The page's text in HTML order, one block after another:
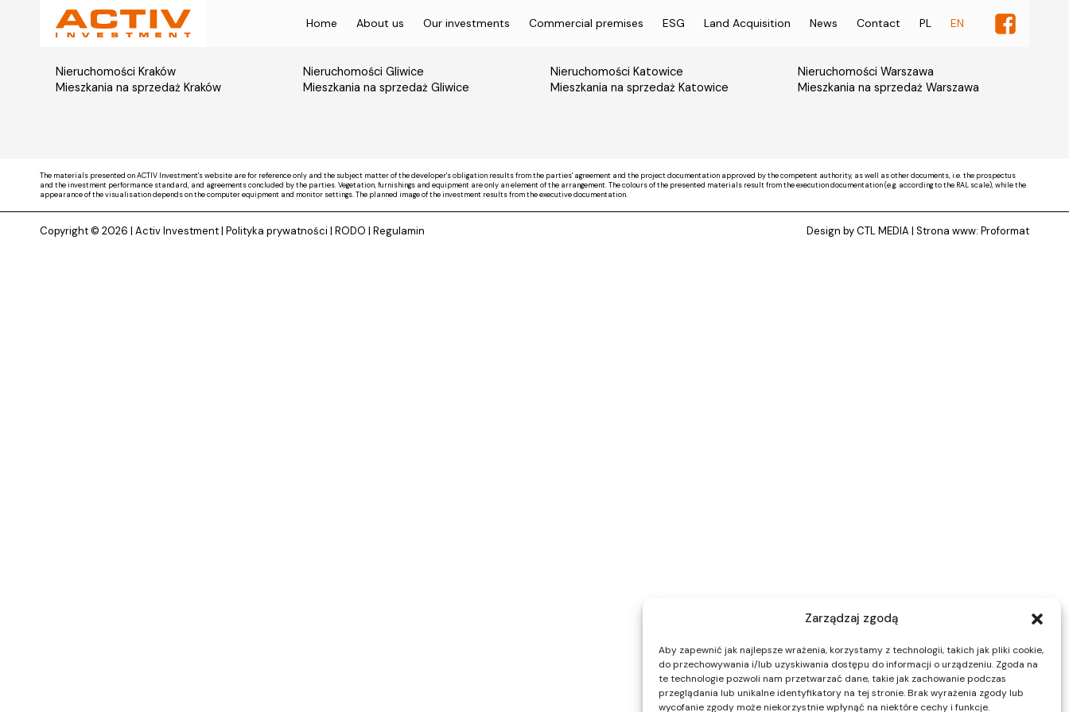
Zarządzaj zgodą
Aby zapewnić jak najlepsze wrażenia, korzystamy z technologii, takich jak pliki cookie,
do przechowywania i/lub uzyskiwania dostępu do informacji o urządzeniu. Zgoda na
te technologie pozwoli nam przetwarzać dane, takie jak zachowanie podczas
przeglądania lub unikalne identyfikatory na tej stronie. Brak wyrażenia zgody lub
wycofanie zgody może niekorzystnie wpłynąć na niektóre cechy i funkcje.
Home About us Our investments Commercial premises ESG Land Acquisition News Contact PL EN
Nieruchomości Kraków
Mieszkania na sprzedaż Kraków
Nieruchomości Gliwice
Mieszkania na sprzedaż Gliwice
Nieruchomości Katowice
Mieszkania na sprzedaż Katowice
Nieruchomości Warszawa
Mieszkania na sprzedaż Warszawa
The materials presented on ACTIV Investment's website are for reference only and the subject matter of the developer's obligation results from the parties' agreement and the project documentation approved by the competent authority, as well as other documents, i.e. the prospectus
and the investment performance standard, and agreements concluded by the parties. Vegetation, furnishings and equipment are only an element of the arrangement. The colours of the presented materials result from the execution documentation (e.g. according to the RAL scale), while the
appearance of the visualisation depends on the computer equipment and monitor settings. The planned image of the investment results from the executive documentation.
Copyright © 2026 | Activ Investment| Polityka prywatności | RODO | Regulamin Design by CTL MEDIA | Strona www: Proformat